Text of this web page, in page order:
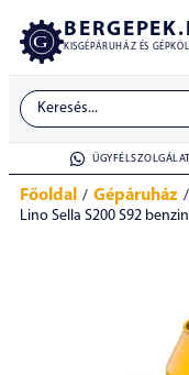
KISGÉPÁRUHÁZ ÉS
Főoldal / Gépáruház /
Lino Sella S200 S92